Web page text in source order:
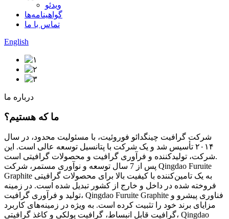
ویدئو
گواهینامه‌ها
تماس با ما
English
درباره ما
ما که هستیم؟
شرکت گرافیت چینگدائو فوروئیت، با مسئولیت محدود، در سال
۲۰۱۴ تأسیس شد و یک شرکت با پتانسیل توسعه عالی است. این
شرکت، تولیدکننده و فرآوری گرافیت و محصولات گرافیتی است.
پس از 7 سال توسعه و نوآوری مستمر، شرکت Qingdao Furuite
Graphite به یک تامین‌کننده با کیفیت بالا برای محصولات گرافیتی
فروخته شده در داخل و خارج از کشور تبدیل شده است. در زمینه
تولید و فرآوری گرافیت، Qingdao Furuite Graphite فناوری پیشرو و
مزایای برند خود را تثبیت کرده است. به ویژه در زمینه‌های کاربرد
گرافیت قابل انبساط، گرافیت پولکی و کاغذ گرافیتی، Qingdao